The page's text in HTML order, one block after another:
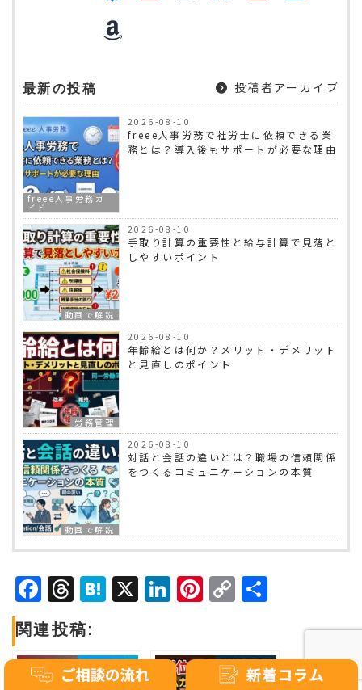
最新の投稿 投稿者アーカイブ
freee人事労務ガ
イド
2026-08-10
freee人事労務で社労士に依頼できる業
務とは？導入後もサポートが必要な理由
動画で解説
2026-08-10
手取り計算の重要性と給与計算で見落と
しやすいポイント
労務管理
2026-08-10
年齢給とは何か？メリット・デメリット
と見直しのポイント
動画で解説
2026-08-10
対話と会話の違いとは？職場の信頼関係
をつくるコミュニケーションの本質
Facebook
Threads
Hatena
X LinkedIn
Pinterest
Copy
Link
関連投稿: